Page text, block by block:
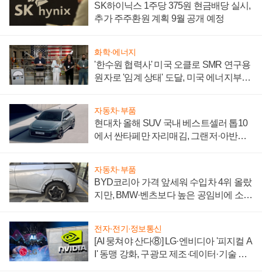
SK하이닉스 1주당 375원 현금배당 실시,
추가 주주환원 계획 9월 공개 예정
화학·에너지
'한수원 협력사' 미국 오클로 SMR 연구용
원자로 '임계 상태' 도달, 미국 에너지부
자동차·부품
현대차 올해 SUV 국내 베스트셀러 톱10
에서 싼타페만 자리매김, 그랜저·아반떼
자동차·부품
BYD코리아 가격 앞세워 수입차 4위 올랐
지만, BMW·벤츠보다 높은 공임비에 소비
전자·전기·정보통신
[AI 뭉쳐야 산다⑧] LG·엔비디아 '피지컬 A
I' 동맹 강화, 구광모 제조·데이터·기술 결